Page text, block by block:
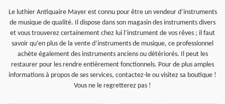
Le luthier Antiquaire Mayer est connu pour être un vendeur d’instruments
de musique de qualité. Il dispose dans son magasin des instruments divers
et vous trouverez certainement chez lui l’instrument de vos rêves ; il faut
savoir qu’en plus de la vente d’instruments de musique, ce professionnel
achète également des instruments anciens ou détériorés. Il peut les
restaurer pour les rendre entièrement fonctionnels. Pour de plus amples
informations à propos de ses services, contactez-le ou visitez sa boutique !
Vous ne le regretterez pas !